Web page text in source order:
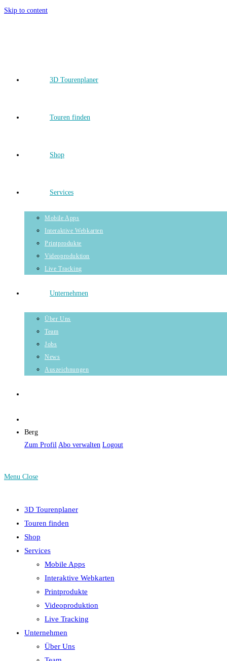
Skip to content
3D Tourenplaner
Touren finden
Shop
Services
Mobile Apps
Interaktive Webkarten
Printprodukte
Videoproduktion
Live Tracking
Unternehmen
Über Uns
Team
Jobs
News
Auszeichnungen
Berg
Zum Profil Abo verwalten Logout
Menu Close
3D Tourenplaner
Touren finden
Shop
Services
Mobile Apps
Interaktive Webkarten
Printprodukte
Videoproduktion
Live Tracking
Unternehmen
Über Uns